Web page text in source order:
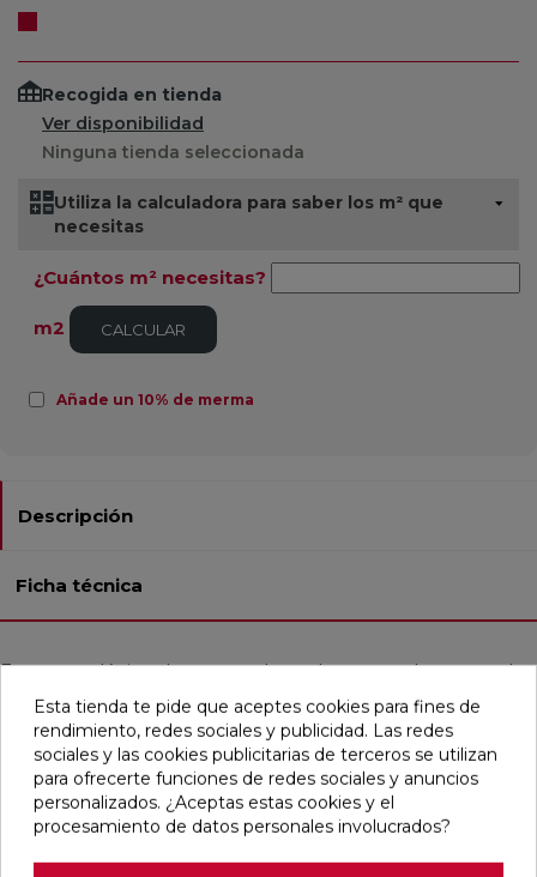
Recogida en tienda
Ver disponibilidad
Ninguna tienda seleccionada
Utiliza la calculadora para saber los m² que
necesitas
¿Cuántos m² necesitas?
m2 CALCULAR
Añade un 10% de merma
Descripción
Ficha técnica
Este porcelánico de masa coloreada, texturado y natural,
viene en un formato cuadrado de 90x90 cm y es ideal
tanto para pavimentos como para revestimientos en
baños, cocinas, residencias y comercios. Es antihielo y
antimanchas, lo que lo hace muy resistente y fácil de
mantener. El modelo incluye 10 diseños diferentes que se
pueden combinar de manera alterna, todos en una misma
caja. Su estilo contemporáneo y clásico emula la piedra,
predominando el color arena.
Esta tienda te pide que aceptes cookies para fines de
rendimiento, redes sociales y publicidad. Las redes
sociales y las cookies publicitarias de terceros se utilizan
para ofrecerte funciones de redes sociales y anuncios
personalizados. ¿Aceptas estas cookies y el
procesamiento de datos personales involucrados?